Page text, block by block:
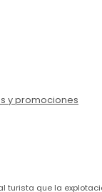
y promociones
turista que la